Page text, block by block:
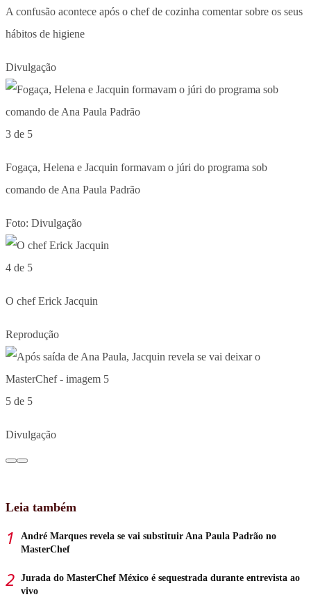
A confusão acontece após o chef de cozinha comentar sobre os seus
hábitos de higiene
Divulgação
3 de 5
Fogaça, Helena e Jacquin formavam o júri do programa sob
comando de Ana Paula Padrão
Foto: Divulgação
4 de 5
O chef Erick Jacquin
Reprodução
5 de 5
Divulgação
Leia também
André Marques revela se vai substituir Ana Paula Padrão no
MasterChef
Jurada do MasterChef México é sequestrada durante entrevista ao
vivo